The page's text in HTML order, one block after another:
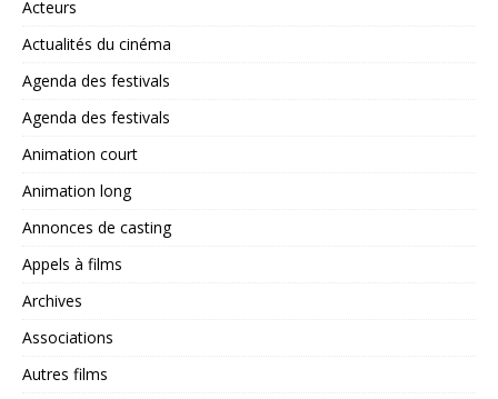
Acteurs
Actualités du cinéma
Agenda des festivals
Agenda des festivals
Animation court
Animation long
Annonces de casting
Appels à films
Archives
Associations
Autres films